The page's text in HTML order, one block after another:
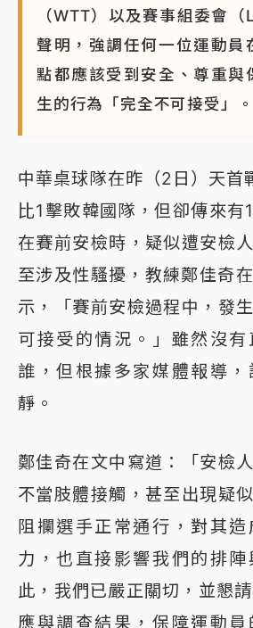
（WTT）以及賽事組委會
聲明，強調任何一位運動員
點都應該受到安全、尊重與
生的行為「完全不可接受」。
中華桌球隊在昨（2日）天首
比1擊敗韓國隊，但卻傳來有
在賽前安檢時，疑似遭安檢
至涉及性騷擾，教練鄭佳奇
示，「賽前安檢過程中，發
可接受的情況。」雖然沒
誰，但根據多家媒體報導
靜。
鄭佳奇在文中寫道：「安檢
不當肢體接觸，甚至出現疑
阻攔選手正常通行，對其
力，也直接影響我們的排
此，我們已嚴正關切，並懇
應與調查結果，保障運動